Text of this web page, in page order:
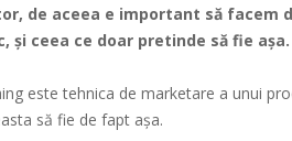
de aceea e important să facem
și ceea ce doar pretinde să fie așa.
este tehnica de marketare a unui
să fie de fapt așa.